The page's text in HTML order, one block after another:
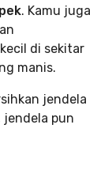
. Kamu juga
di sekitar
manis.
jendela
jendela pun